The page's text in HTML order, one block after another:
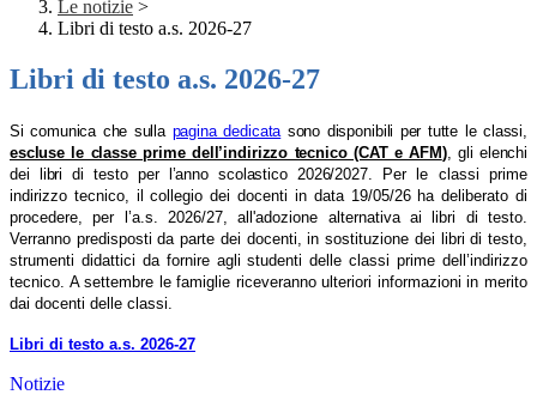
Le notizie >
Libri di testo a.s. 2026-27
Libri di testo a.s. 2026-27
Si comunica che sulla pagina dedicatasono disponibili per tutte le classi,
escluse le classe prime dell’indirizzo tecnico (CAT e AFM), gli elenchi
dei libri di testo per l’anno scolastico 2026/2027.
Per le classi prime
indirizzo tecnico, il collegio dei docenti in data 19/05/26 ha deliberato di
procedere, per l’a.s. 2026/27, all'adozione alternativa ai libri di testo.
Verranno predisposti da parte dei docenti, in sostituzione dei libri di testo,
strumenti didattici da fornire agli studenti delle classi prime dell’indirizzo
tecnico. A settembre le famiglie riceveranno ulteriori informazioni in merito
dai docenti delle classi.
Libri di testo a.s. 2026-27
Notizie